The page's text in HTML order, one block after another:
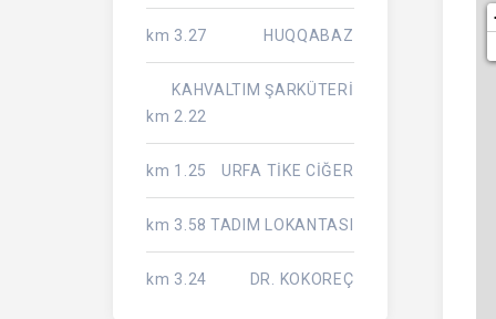
HUQQABAZ
3.27 km
KAHVALTIM ŞARKÜTERİ
2.22 km
URFA TİKE CİĞER
1.25 km
TADIM LOKANTASI
3.58 km
DR. KOKOREÇ
3.24 km